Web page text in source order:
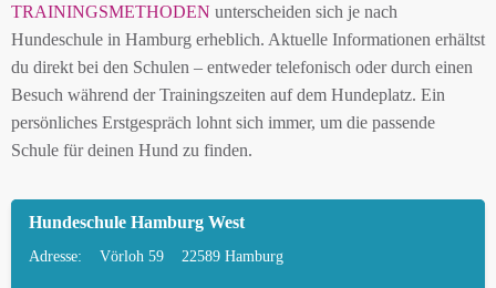
TRAININGSMETHODEN unterscheiden sich je nach
Hundeschule in Hamburg erheblich. Aktuelle Informationen erhältst
du direkt bei den Schulen – entweder telefonisch oder durch einen
Besuch während der Trainingszeiten auf dem Hundeplatz. Ein
persönliches Erstgespräch lohnt sich immer, um die passende
Schule für deinen Hund zu finden.
Hundeschule Hamburg West
Adresse: Vörloh 59 22589 Hamburg